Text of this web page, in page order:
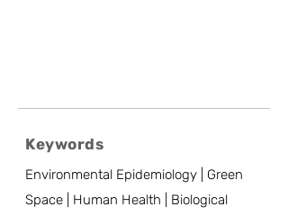
Keywords
Environmental Epidemiology | Green
Space | Human Health | Biological